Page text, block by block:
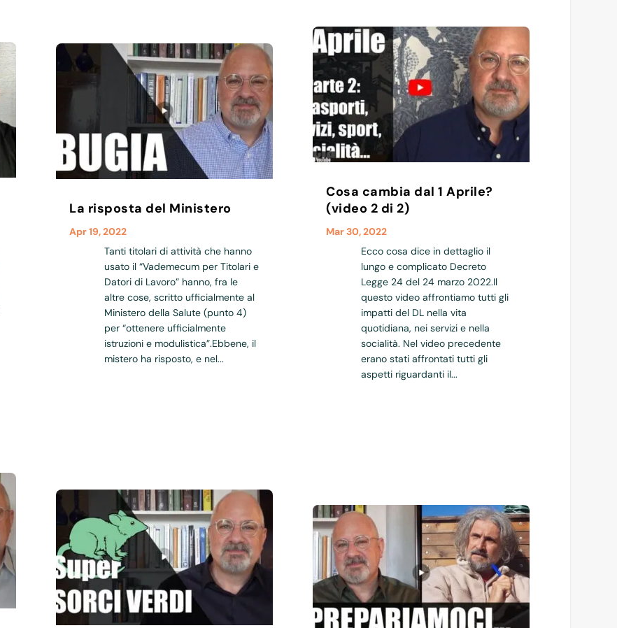
La risposta del Ministero
Apr 19, 2022
Tanti titolari di attività che hanno
usato il “Vademecum per Titolari e
Datori di Lavoro” hanno, fra le
altre cose, scritto ufficialmente al
Ministero della Salute (punto 4)
per “ottenere ufficialmente
istruzioni e modulistica”.Ebbene, il
mistero ha risposto, e nel...
Cosa cambia dal 1 Aprile?
(video 2 di 2)
Mar 30, 2022
Ecco cosa dice in dettaglio il
lungo e complicato Decreto
Legge 24 del 24 marzo 2022.Il
questo video affrontiamo tutti gli
impatti del DL nella vita
quotidiana, nei servizi e nella
socialità. Nel video precedente
erano stati affrontati tutti gli
aspetti riguardanti il...